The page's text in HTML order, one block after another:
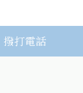
撥打電話
平鎮醫療器材｜艾
窗)
視窗) 另開視窗)